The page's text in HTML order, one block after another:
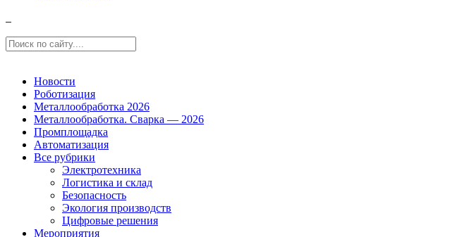
Новости
Роботизация
Металлообработка 2026
Металлообработка. Сварка — 2026
Промплощадка
Автоматизация
Все рубрики
Электротехника
Логистика и склад
Безопасность
Экология производств
Цифровые решения
Мероприятия